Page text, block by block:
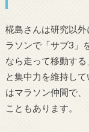
椛島さんは研究以
ラソンで「サブ3」
なら走って移動す
と集中力を維持し
はマラソン仲間で
こともあります。